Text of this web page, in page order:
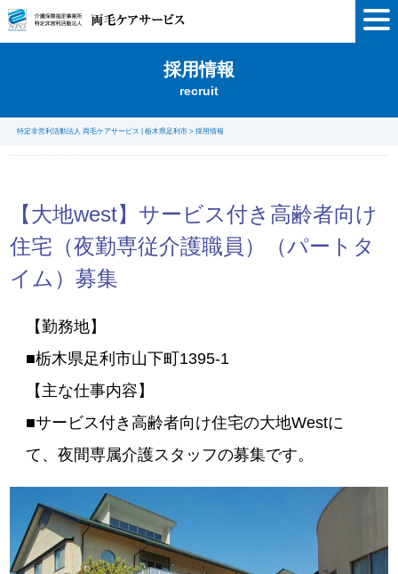
採用情報
recruit
特定非営利活動法人 両毛ケアサービス | 栃木県足利市> 採用情報
【大地west】サービス付き高齢者向け
住宅（夜勤専従介護職員）（パートタ
イム）募集
【勤務地】
■栃木県足利市山下町1395-1
【主な仕事内容】
■サービス付き高齢者向け住宅の大地Westに
て、夜間専属介護スタッフの募集です。